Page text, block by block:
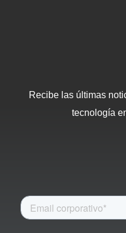
Recibe las últimas
tecnología